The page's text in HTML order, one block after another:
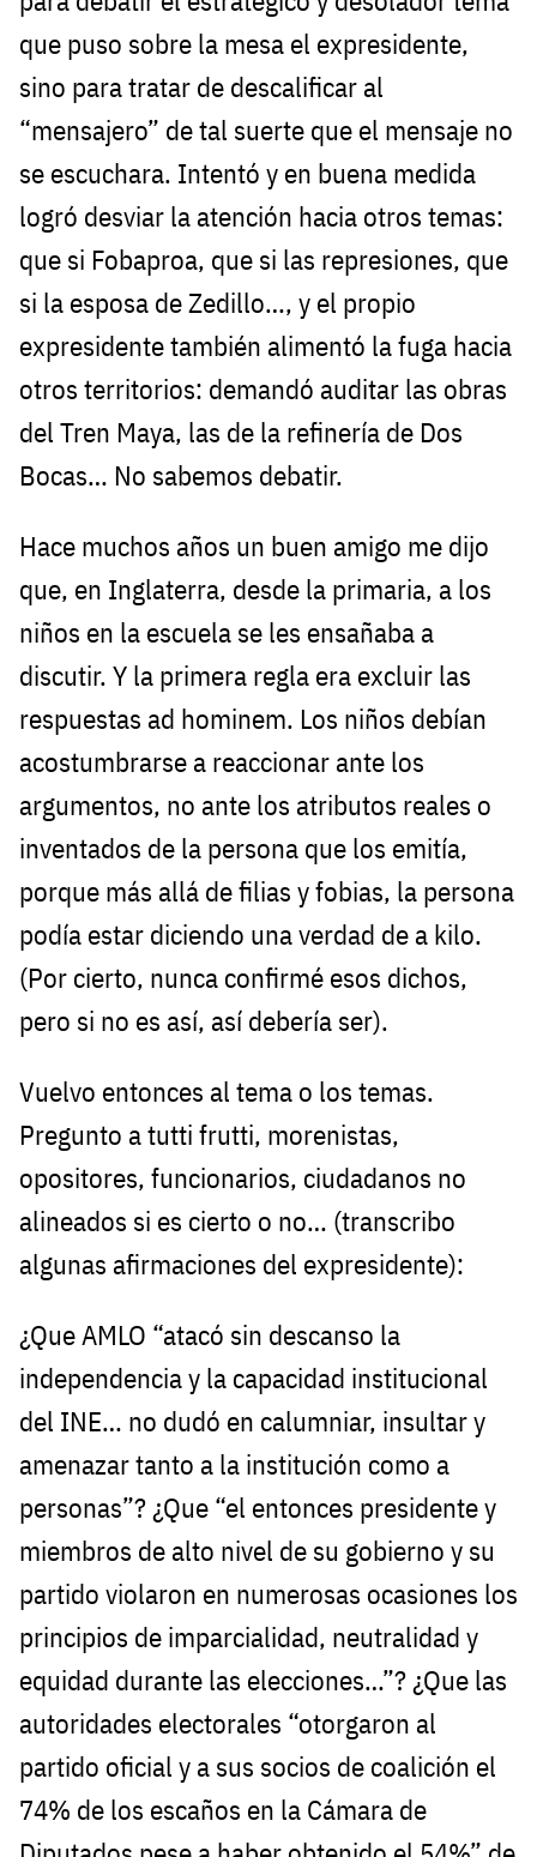
que puso sobre la mesa el expresidente,
sino para tratar de descalificar al
“mensajero” de tal suerte que el mensaje no
se escuchara. Intentó y en buena medida
logró desviar la atención hacia otros temas:
que si Fobaproa, que si las represiones, que
si la esposa de Zedillo…, y el propio
expresidente también alimentó la fuga hacia
otros territorios: demandó auditar las obras
del Tren Maya, las de la refinería de Dos
Bocas… No sabemos debatir.
Hace muchos años un buen amigo me dijo
que, en Inglaterra, desde la primaria, a los
niños en la escuela se les ensañaba a
discutir. Y la primera regla era excluir las
respuestas ad hominem. Los niños debían
acostumbrarse a reaccionar ante los
argumentos, no ante los atributos reales o
inventados de la persona que los emitía,
porque más allá de filias y fobias, la persona
podía estar diciendo una verdad de a kilo.
(Por cierto, nunca confirmé esos dichos,
pero si no es así, así debería ser).
Vuelvo entonces al tema o los temas.
Pregunto a tutti frutti, morenistas,
opositores, funcionarios, ciudadanos no
alineados si es cierto o no… (transcribo
algunas afirmaciones del expresidente):
¿Que AMLO “atacó sin descanso la
independencia y la capacidad institucional
del INE… no dudó en calumniar, insultar y
amenazar tanto a la institución como a
personas”? ¿Que “el entonces presidente y
miembros de alto nivel de su gobierno y su
partido violaron en numerosas ocasiones los
principios de imparcialidad, neutralidad y
equidad durante las elecciones…”? ¿Que las
autoridades electorales “otorgaron al
partido oficial y a sus socios de coalición el
74% de los escaños en la Cámara de